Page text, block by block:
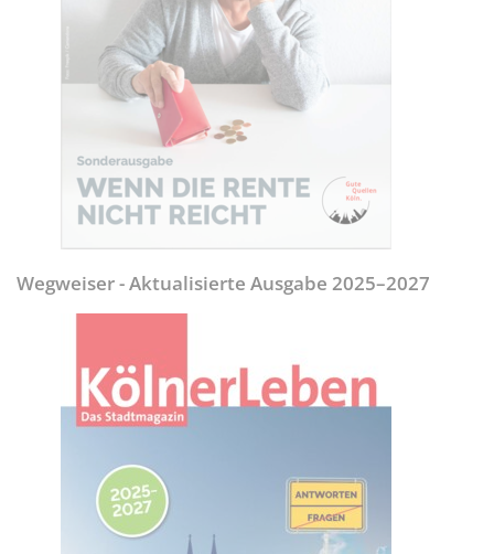
Wegweiser - Aktualisierte Ausgabe 2025–2027